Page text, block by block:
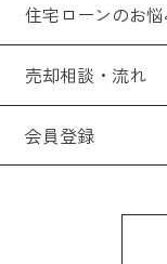
住宅ローンのお
売却相談・流れ
会員登録